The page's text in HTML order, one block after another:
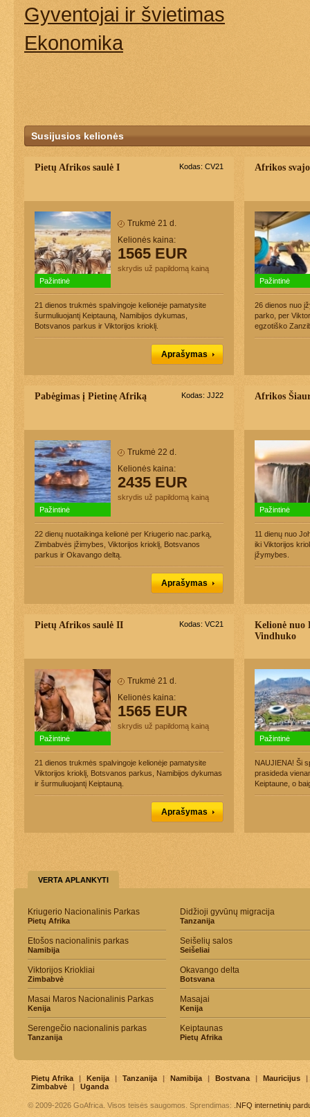
Gyventojai ir švietimas
Ekonomika
Susijusios kelionės
Pietų Afrikos saulė I Kodas: CV21
Pažintinė
Trukmė 21 d.
Kelionės kaina:
1565 EUR
skrydis už papildomą kainą
21 dienos trukmės spalvingoje kelionėje pamatysite
šurmuliuojantį Keiptauną, Namibijos dykumas,
Botsvanos parkus ir Viktorijos krioklį.
Aprašymas
Afrikos
Pažintinė
26 dienos nuo
parko, per
egzotiško
Pabėgimas į Pietinę Afriką Kodas: JJ22
Pažintinė
Trukmė 22 d.
Kelionės kaina:
2435 EUR
skrydis už papildomą kainą
22 dienų nuotaikinga kelionė per Kriugerio nac.parką,
Zimbabvės įžimybes, Viktorijos krioklį, Botsvanos
parkus ir Okavango deltą.
Aprašymas
Afrikos
Pažintinė
11 dienų nuo
iki Viktorijos
įžymybes.
Pietų Afrikos saulė II Kodas: VC21
Pažintinė
Trukmė 21 d.
Kelionės kaina:
1565 EUR
skrydis už papildomą kainą
21 dienos trukmės spalvingoje kelionėje pamatysite
Viktorijos krioklį, Botsvanos parkus, Namibijos dykumas
ir šurmuliuojantį Keiptauną.
Aprašymas
Kelionė nuo
Vindhuko
Pažintinė
NAUJIENA! Ši
prasideda
Keiptaune, o
Vindhuko
VERTA APLANKYTI
Kriugerio Nacionalinis Parkas
Pietų Afrika
Etošos nacionalinis parkas
Namibija
Viktorijos Kriokliai
Zimbabvė
Masai Maros Nacionalinis Parkas
Kenija
Serengečio nacionalinis parkas
Tanzanija
Didžioji gyvūnų migracija
Tanzanija
Seišelių salos
Seišeliai
Okavango delta
Botsvana
Masajai
Kenija
Keiptaunas
Pietų Afrika
Pietų Afrika | Kenija | Tanzanija | Namibija | Bostvana | Mauricijus
|
Zimbabvė
| Uganda
© 2009-2026 GoAfrica. Visos teisės saugomos. Sprendimas: .NFQ internetinių